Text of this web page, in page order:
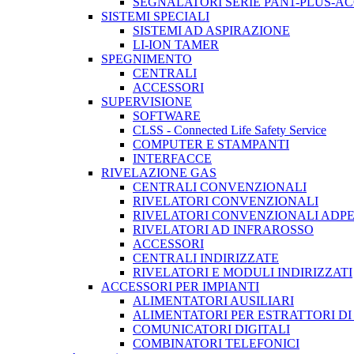
SISTEMI SPECIALI
SISTEMI AD ASPIRAZIONE
LI-ION TAMER
SPEGNIMENTO
CENTRALI
ACCESSORI
SUPERVISIONE
SOFTWARE
CLSS - Connected Life Safety Service
COMPUTER E STAMPANTI
INTERFACCE
RIVELAZIONE GAS
CENTRALI CONVENZIONALI
RIVELATORI CONVENZIONALI
RIVELATORI CONVENZIONALI ADPE
RIVELATORI AD INFRAROSSO
ACCESSORI
CENTRALI INDIRIZZATE
RIVELATORI E MODULI INDIRIZZATI
ACCESSORI PER IMPIANTI
ALIMENTATORI AUSILIARI
ALIMENTATORI PER ESTRATTORI
COMUNICATORI DIGITALI
COMBINATORI TELEFONICI